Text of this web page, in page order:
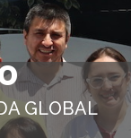
GLOBAL​